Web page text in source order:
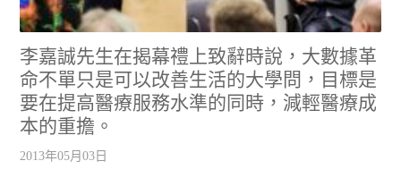
李嘉誠先生在揭幕禮上致辭時說，大數據革
命不單只是可以改善生活的大學問，目標是
要在提高醫療服務水準的同時，減輕醫療成
本的重擔。
2013年05月03日